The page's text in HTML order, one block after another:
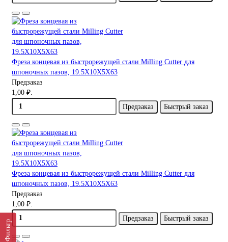
Фильтр
Фреза концевая из быстрорежущей стали Milling Cutter для
шпоночных пазов, 19.5X10X5X63
Предзаказ
1,00 ₽.
Предзаказ
Быстрый заказ
Фреза концевая из быстрорежущей стали Milling Cutter для
шпоночных пазов, 19.5X10X5X63
Предзаказ
1,00 ₽.
Предзаказ
Быстрый заказ